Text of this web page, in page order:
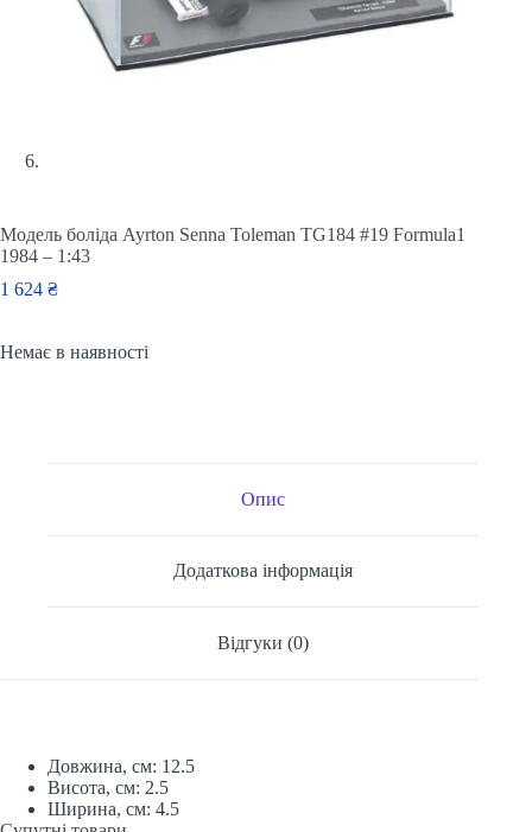
Модель боліда Ayrton Senna Toleman TG184 #19 Formula1
1984 – 1:43
1 624 ₴
Немає в наявності
Опис
Додаткова інформація
Відгуки (0)
Довжина, см: 12.5
Висота, см: 2.5
Ширина, см: 4.5